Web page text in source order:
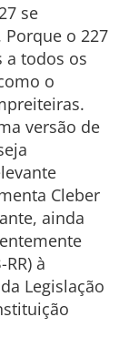
se
Porque o 227
a todos os
o
versão de
Cleber
ainda
à
Legislação